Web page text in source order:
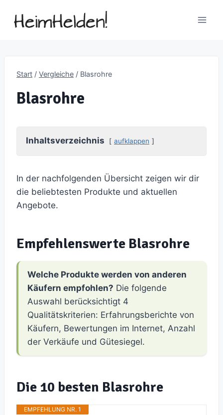
Inhalt
Start / Vergleiche / Blasrohre
Blasrohre
Inhaltsverzeichnis aufklappen
In der nachfolgenden Übersicht zeigen wir dir
die beliebtesten Produkte und aktuellen
Angebote.
Empfehlenswerte Blasrohre
Welche Produkte werden von anderen
Käufern empfohlen? Die folgende
Auswahl berücksichtigt 4
Qualitätskriterien: Erfahrungsberichte von
Käufern, Bewertungen im Internet, Anzahl
der Verkäufe und Gütesiegel.
Die 10 besten Blasrohre
EMPFEHLUNG NR. 1